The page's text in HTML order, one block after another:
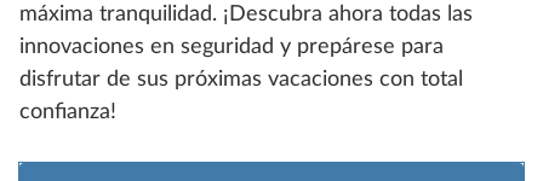
máxima tranquilidad. ¡Descubra ahora todas las
innovaciones en seguridad y prepárese para
disfrutar de sus próximas vacaciones con total
confianza!